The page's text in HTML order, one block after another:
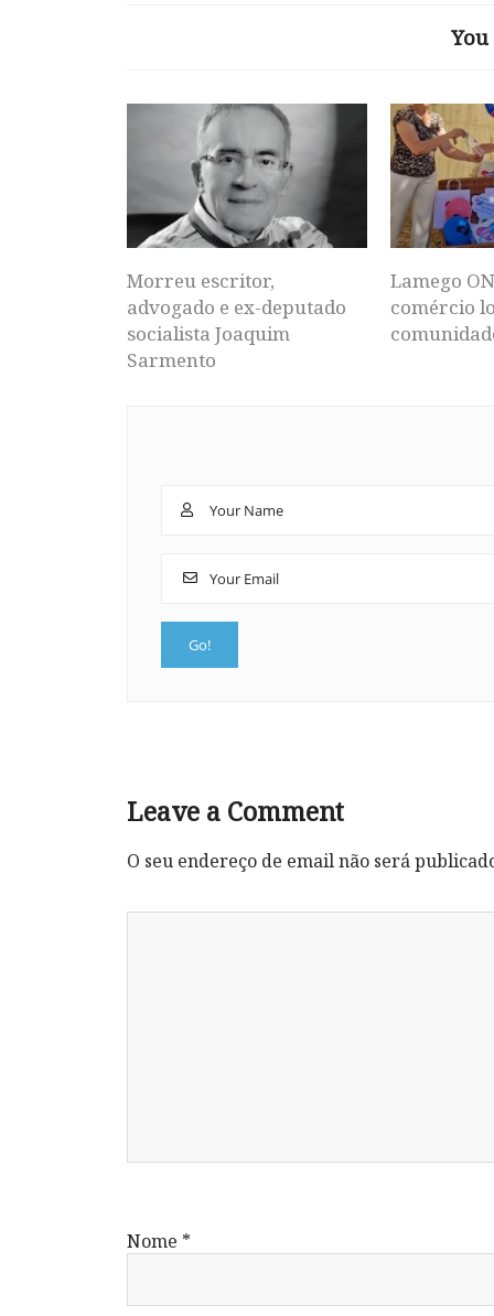
Morreu escritor,
advogado e ex-deputado
socialista Joaquim
Sarmento
Lamego
comércio
Leave a Comment
O seu endereço de email não será
Nome *